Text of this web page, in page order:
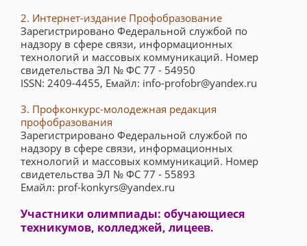
2. Интернет-издание Профобразование
Зарегистрировано Федеральной службой по
надзору в сфере связи, информационных
технологий и массовых коммуникаций. Номер
свидетельства ЭЛ № ФС 77 - 54950
ISSN: 2409-4455, Емайл: info-profobr@yandex.ru
3. Профконкурс-молодежная редакция
профобразования
Зарегистрировано Федеральной службой по
надзору в сфере связи, информационных
технологий и массовых коммуникаций. Номер
свидетельства ЭЛ № ФС 77 - 55893
Емайл: prof-konkyrs@yandex.ru
Участники олимпиады: обучающиеся
техникумов, колледжей, лицеев.